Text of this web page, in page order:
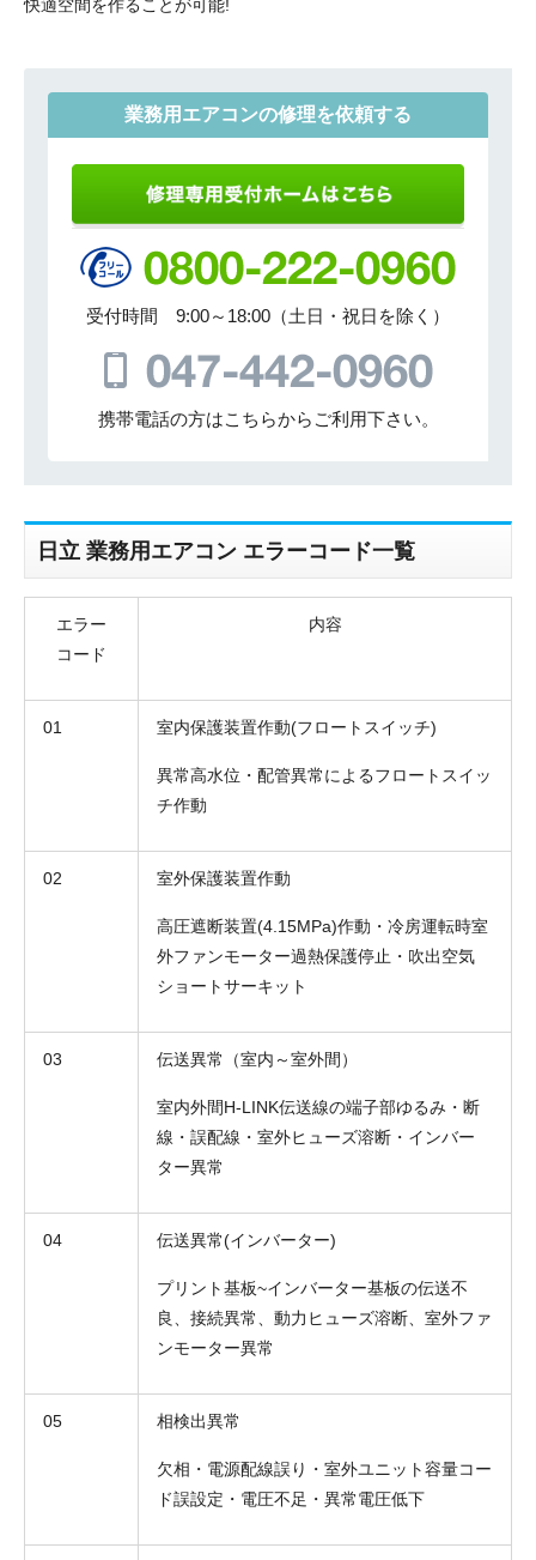
快適空間を作ることが可能!
業務用エアコンの修理を依頼する
受付時間 9:00～18:00（土日・祝日を除く）
携帯電話の方はこちらからご利用下さい。
日立 業務用エアコン エラーコード一覧
エラー
コード
内容
01 室内保護装置作動(フロートスイッチ)
異常高水位・配管異常によるフロートスイッ
チ作動
02 室外保護装置作動
高圧遮断装置(4.15MPa)作動・冷房運転時室
外ファンモーター過熱保護停止・吹出空気
ショートサーキット
03 伝送異常（室内～室外間）
室内外間H-LINK伝送線の端子部ゆるみ・断
線・誤配線・室外ヒューズ溶断・インバー
ター異常
04 伝送異常(インバーター)
プリント基板~インバーター基板の伝送不
良、接続異常、動力ヒューズ溶断、室外ファ
ンモーター異常
05 相検出異常
欠相・電源配線誤り・室外ユニット容量コー
ド誤設定・電圧不足・異常電圧低下